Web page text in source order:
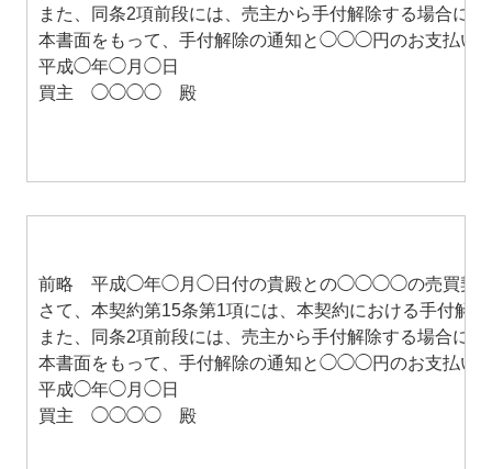
また、同条2項前段には、売主から手付解除する場合
本書面をもって、手付解除の通知と◯◯◯円のお支払
平成◯年◯月◯日
買主 ◯◯◯◯ 殿
前略 平成◯年◯月◯日付の貴殿との◯◯◯◯の売買契約（
さて、本契約第15条第1項には、本契約における手付
また、同条2項前段には、売主から手付解除する場合
本書面をもって、手付解除の通知と◯◯◯円のお支払
平成◯年◯月◯日
買主 ◯◯◯◯ 殿